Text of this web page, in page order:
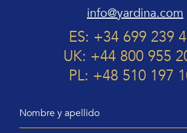
info@yardina.com
ES: +34 699 239
UK: +44 800 955
PL: +48 510 197